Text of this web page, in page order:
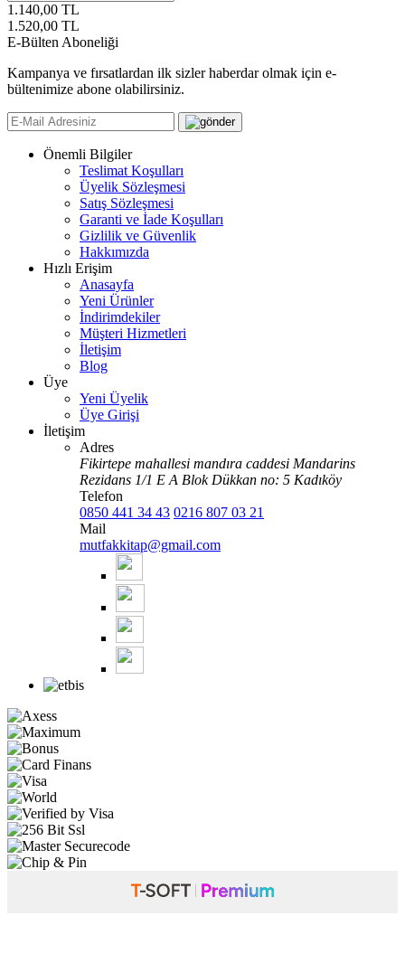
1.140,00 TL
1.520,00 TL
E-Bülten Aboneliği
Kampanya ve fırsatlardan ilk sizler haberdar olmak için e-
bültenimize abone olabilirsiniz.
Önemli Bilgiler
Teslimat Koşulları
Üyelik Sözleşmesi
Satış Sözleşmesi
Garanti ve İade Koşulları
Gizlilik ve Güvenlik
Hakkımızda
Hızlı Erişim
Anasayfa
Yeni Ürünler
İndirimdekiler
Müşteri Hizmetleri
İletişim
Blog
Üye
Yeni Üyelik
Üye Girişi
İletişim
Adres
Fikirtepe mahallesi mandıra caddesi Mandarins
Rezidans 1/1 E A Blok Dükkan no: 5 Kadıköy
Telefon
0850 441 34 43 0216 807 03 21
Mail
mutfakkitap@gmail.com